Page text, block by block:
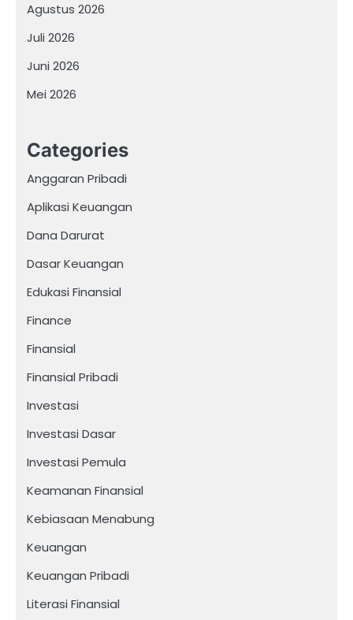
Agustus 2026
Juli 2026
Juni 2026
Mei 2026
Categories
Anggaran Pribadi
Aplikasi Keuangan
Dana Darurat
Dasar Keuangan
Edukasi Finansial
Finance
Finansial
Finansial Pribadi
Investasi
Investasi Dasar
Investasi Pemula
Keamanan Finansial
Kebiasaan Menabung
Keuangan
Keuangan Pribadi
Literasi Finansial